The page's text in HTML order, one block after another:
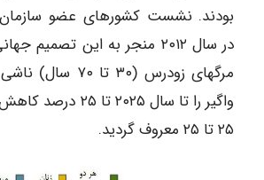
بودند. نشست کشورهای عضو
در سال ۲۰۱۲ منجر به این
مرگهای زودرس (۳۰
واگیر را تا سال
۲۵ تا ۲۵ معروف گردید.